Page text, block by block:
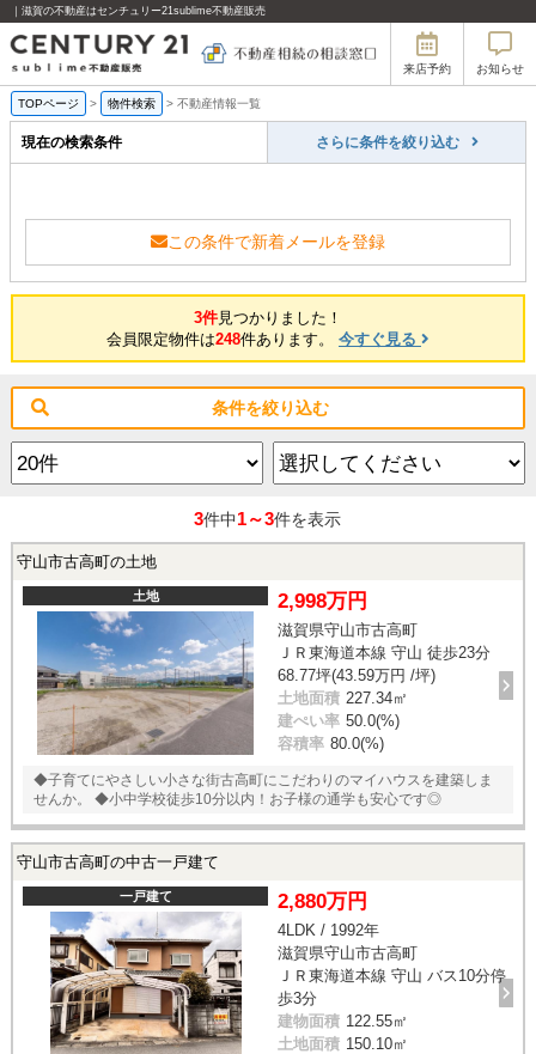
｜滋賀の不動産はセンチュリー21sublime不動産販売
来店予約 お知らせ
TOPページ > 物件検索 > 不動産情報一覧
現在の検索条件 さらに条件を絞り込む
この条件で新着メールを登録
3件見つかりました！
会員限定物件は248件あります。 今すぐ見る
条件を絞り込む
3件中1～3件を表示
守山市古高町の土地
土地 2,998万円
滋賀県守山市古高町
ＪＲ東海道本線 守山 徒歩23分
68.77坪(43.59万円 /坪)
土地面積 227.34㎡
建ぺい率 50.0(%)
容積率 80.0(%)
◆子育てにやさしい小さな街古高町にこだわりのマイハウスを建築しま
せんか。 ◆小中学校徒歩10分以内！お子様の通学も安心です◎
守山市古高町の中古一戸建て
一戸建て 2,880万円
4LDK / 1992年
滋賀県守山市古高町
ＪＲ東海道本線 守山 バス10分停
歩3分
建物面積 122.55㎡
土地面積 150.10㎡